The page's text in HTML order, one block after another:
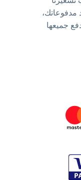
مدفوعاتك،
جميعها